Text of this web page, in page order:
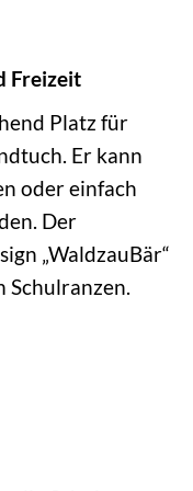
Freizeit
Platz für
Er kann
oder einfach
Der
„WaldzauBär“
Schulranzen.